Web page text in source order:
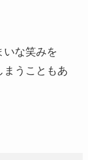
いな笑みを
まうこともあ